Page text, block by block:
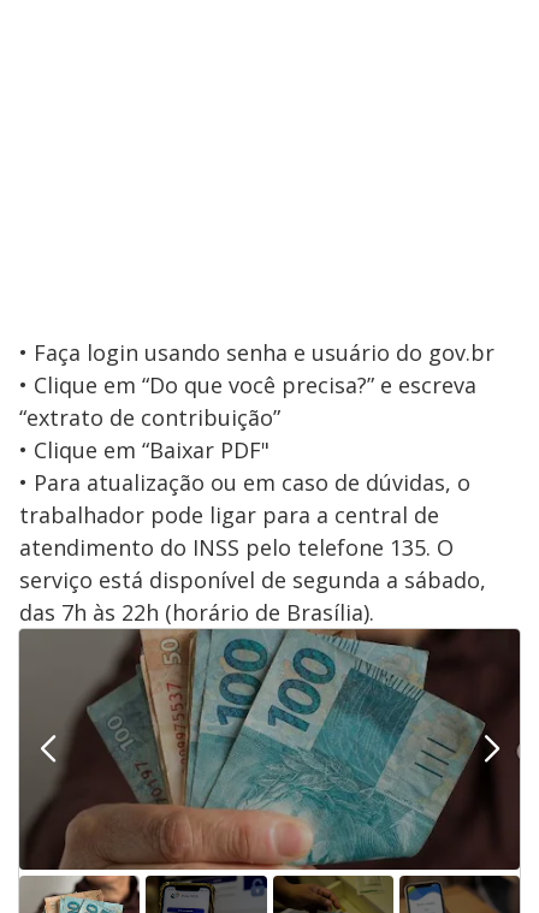
• Faça login usando senha e usuário do gov.br
• Clique em “Do que você precisa?” e escreva
“extrato de contribuição”
• Clique em “Baixar PDF"
• Para atualização ou em caso de dúvidas, o
trabalhador pode ligar para a central de
atendimento do INSS pelo telefone 135. O
serviço está disponível de segunda a sábado,
das 7h às 22h (horário de Brasília).